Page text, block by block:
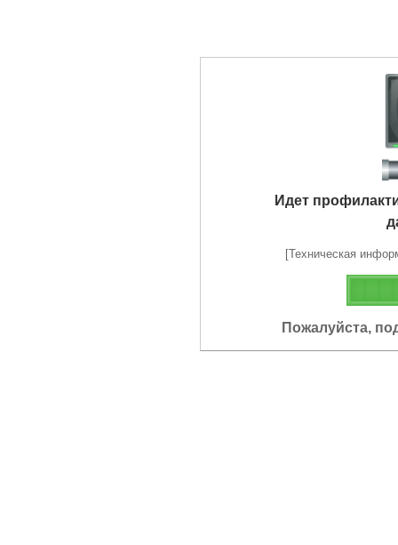
Идет
[Техническая
Пожалуйста,